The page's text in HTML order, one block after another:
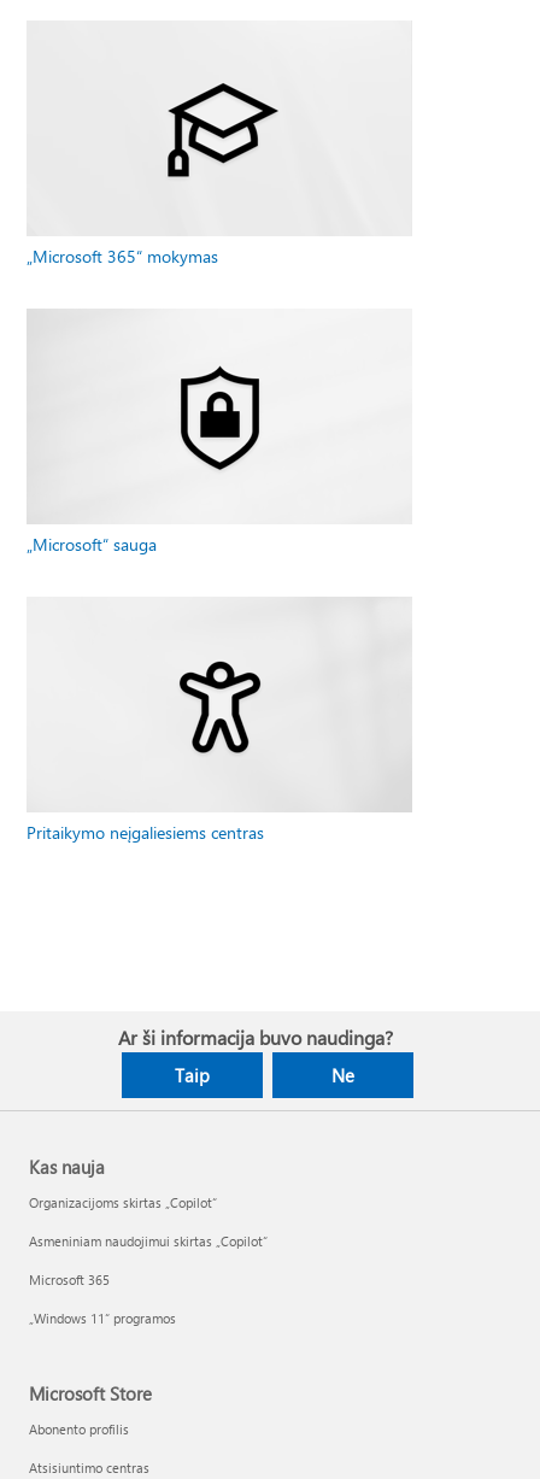
„Microsoft 365“ mokymas
„Microsoft“ sauga
Pritaikymo neįgaliesiems centras
Ar ši informacija buvo naudinga?
Taip Ne
Kas nauja
Organizacijoms skirtas „Copilot“
Asmeniniam naudojimui skirtas „Copilot“
Microsoft 365
„Windows 11“ programos
Microsoft Store
Abonento profilis
Atsisiuntimo centras